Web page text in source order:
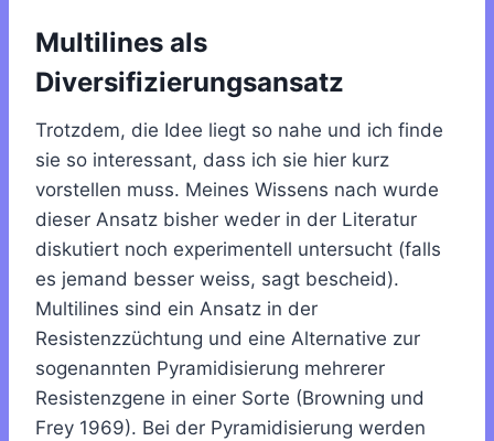
Multilines als
Diversifizierungsansatz
Trotzdem, die Idee liegt so nahe und ich finde
sie so interessant, dass ich sie hier kurz
vorstellen muss. Meines Wissens nach wurde
dieser Ansatz bisher weder in der Literatur
diskutiert noch experimentell untersucht (falls
es jemand besser weiss, sagt bescheid).
Multilines sind ein Ansatz in der
Resistenzzüchtung und eine Alternative zur
sogenannten Pyramidisierung mehrerer
Resistenzgene in einer Sorte (Browning und
Frey 1969). Bei der Pyramidisierung werden